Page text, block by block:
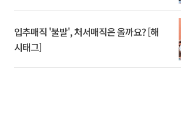
입추매직 '불발', 처서매직은 올까요? [해
시태그]